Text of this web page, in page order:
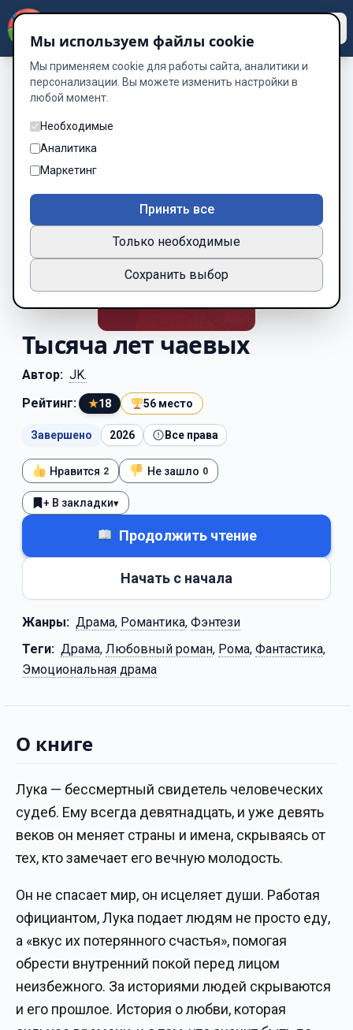
Тысяча лет чаевых
Автор: JK.
Рейтинг:
★18 56 место
Завершено 2026 Все права
Нравится 2 Не зашло 0
+ В закладки▾
Продолжить чтение
Начать с начала
Жанры: Драма, Романтика, Фэнтези
Теги: Драма, Любовный роман, Рома, Фантастика,
Эмоциональная драма
О книге
Лука — бессмертный свидетель человеческих
судеб. Ему всегда девятнадцать, и уже девять
веков он меняет страны и имена, скрываясь от
тех, кто замечает его вечную молодость.
Он не спасает мир, он исцеляет души. Работая
официантом, Лука подает людям не просто еду,
а «вкус их потерянного счастья», помогая
обрести внутренний покой перед лицом
неизбежного. За историями людей скрываются
и его прошлое. История о любви, которая
Мы используем файлы cookie
Мы применяем cookie для работы сайта, аналитики и
персонализации. Вы можете изменить настройки в
любой момент.
Необходимые
Аналитика
Маркетинг
Принять все
Только необходимые
Сохранить выбор